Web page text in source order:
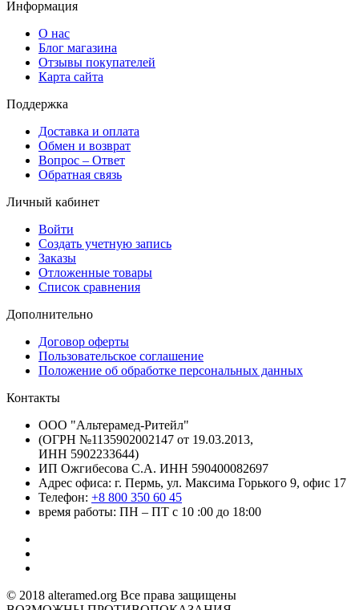
Информация
О нас
Блог магазина
Отзывы покупателей
Карта сайта
Поддержка
Доставка и оплата
Обмен и возврат
Вопрос – Ответ
Обратная связь
Личный кабинет
Войти
Создать учетную запись
Заказы
Отложенные товары
Список сравнения
Дополнительно
Договор оферты
Пользовательское соглашение
Положение об обработке персональных данных
Контакты
ООО "Альтерамед-Ритейл"
(ОГРН №1135902002147 от 19.03.2013,
ИНН 5902233644)
ИП Ожгибесова С.А. ИНН 590400082697
Адрес офиса: г. Пермь, ул. Максима Горького 9, офис 17
Телефон: +8 800 350 60 45
время работы: ПН – ПТ с 10 :00 до 18:00
© 2018 alteramed.org Все права защищены